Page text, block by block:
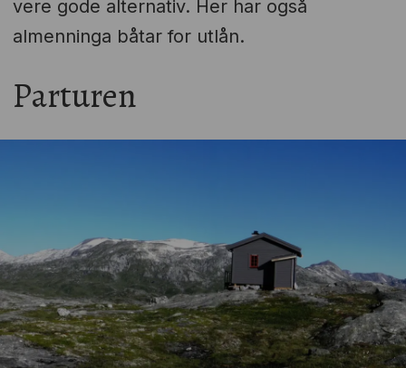
vere gode alternativ. Her har også
almenninga båtar for utlån.
Parturen